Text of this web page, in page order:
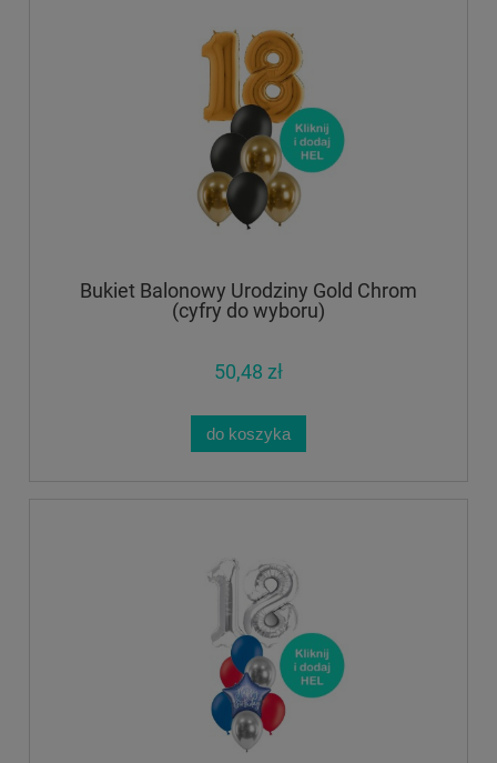
Bukiet Balonowy Urodziny Gold Chrom
(cyfry do wyboru)
50,48 zł
do koszyka